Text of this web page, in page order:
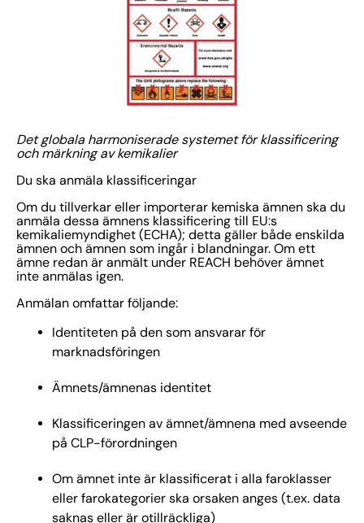
Det globala harmoniserade systemet för klassificering
och märkning av kemikalier
Du ska anmäla klassificeringar
Om du tillverkar eller importerar kemiska ämnen ska du
anmäla dessa ämnens klassificering till EU:s
kemikaliemyndighet (ECHA); detta gäller både enskilda
ämnen och ämnen som ingår i blandningar. Om ett
ämne redan är anmält under REACH behöver ämnet
inte anmälas igen.
Anmälan omfattar följande:
Identiteten på den som ansvarar för
marknadsföringen
Ämnets/ämnenas identitet
Klassificeringen av ämnet/ämnena med avseende
på CLP-förordningen
Om ämnet inte är klassificerat i alla faroklasser
eller farokategorier ska orsaken anges (t.ex. data
saknas eller är otillräckliga)